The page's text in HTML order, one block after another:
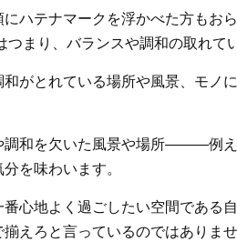
ハテナマークを浮かべた方もお
つまり、バランスや調和の取れて
がとれている場所や風景、モノ
調和を欠いた風景や場所―――例
を味わいます。
心地よく過ごしたい空間である
揃えろと言っているのではありま